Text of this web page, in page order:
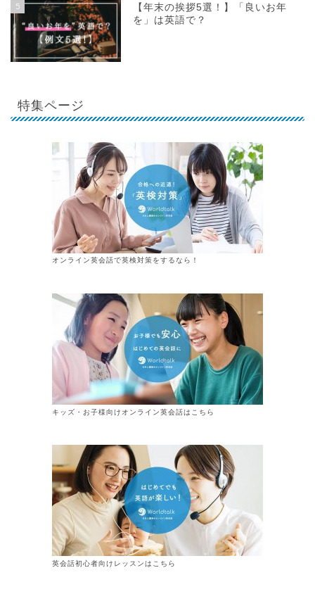
5
【年末の挨拶5選！】「良いお年
を」は英語で？
特集ページ
オンライン英会話で英検対策をするなら！
キッズ・お子様向けオンライン英会話はこちら
英会話初心者向けレッスンはこちら